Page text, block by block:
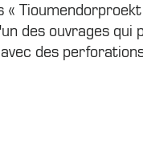
«
des ouvrages
des